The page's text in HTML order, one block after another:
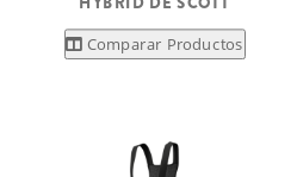
Comparar Productos